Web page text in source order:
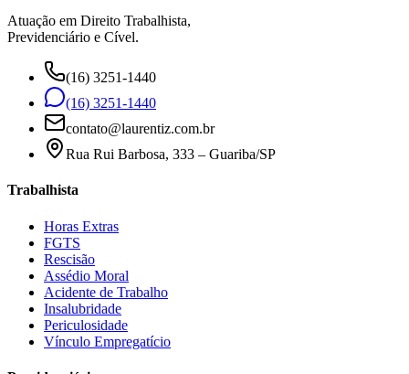
Atuação em Direito Trabalhista,
Previdenciário e Cível.
(16) 3251-1440
(16) 3251-1440
contato@laurentiz.com.br
Rua Rui Barbosa, 333 – Guariba/SP
Trabalhista
Horas Extras
FGTS
Rescisão
Assédio Moral
Acidente de Trabalho
Insalubridade
Periculosidade
Vínculo Empregatício